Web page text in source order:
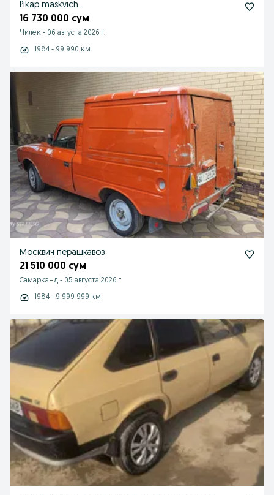
Pikap maskvich...
16 730 000 сум
Чилек - 06 августа 2026 г.
1984 - 99 990 км
Москвич перашкавоз
21 510 000 сум
Самарканд - 05 августа 2026 г.
1984 - 9 999 999 км